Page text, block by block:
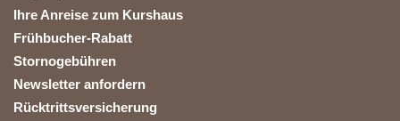
Ihre Anreise zum Kurshaus
Frühbucher-Rabatt
Stornogebühren
Newsletter anfordern
Rücktrittsversicherung